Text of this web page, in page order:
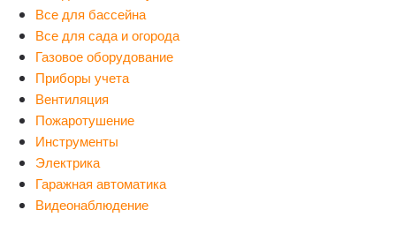
Все для бассейна
Все для сада и огорода
Газовое оборудование
Приборы учета
Вентиляция
Пожаротушение
Инструменты
Электрика
Гаражная автоматика
Видеонаблюдение